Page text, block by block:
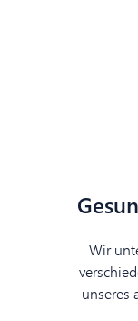
Wir
unseres